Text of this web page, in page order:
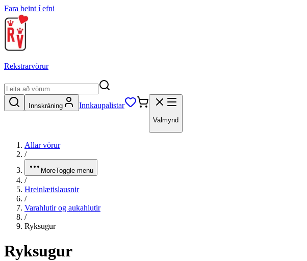
Fara beint í efni
Rekstrarvörur
Innskráning Innkaupalistar
Valmynd
Allar vörur
/
MoreToggle menu
/
Hreinlætislausnir
/
Varahlutir og aukahlutir
/
Ryksugur
Ryksugur